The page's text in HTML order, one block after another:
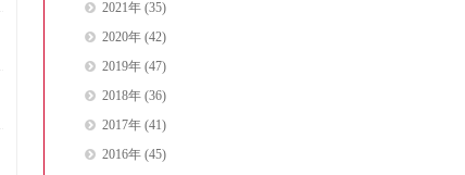
2021年(35)
2020年(42)
2019年(47)
2018年(36)
2017年(41)
2016年(45)